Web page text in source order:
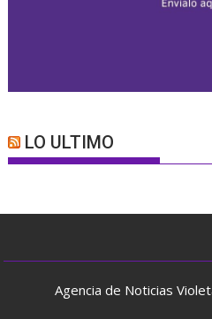
LO ULTIMO
Agencia de Noticias